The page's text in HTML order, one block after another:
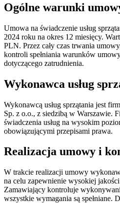
Ogólne warunki
Umowa na świadczenie usług
2024 roku na okres 12 miesięcy.
PLN. Przez cały czas trwania
kontroli spełniania warunków
dotyczącego zatrudnienia.
Wykonawca usług
Wykonawcą usług sprzątania jest
Sp. z o.o., z siedzibą w Warszawie.
świadczenia usług na wysokim
obowiązującymi przepisami prawa.
Realizacja umowy i
W trakcie realizacji umowy
na celu zapewnienie wysokiej
Zamawiający kontroluje
wszystkie wymagania są spełniane.